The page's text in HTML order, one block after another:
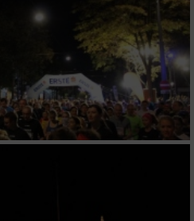
auf Informationen
zur Auswahl